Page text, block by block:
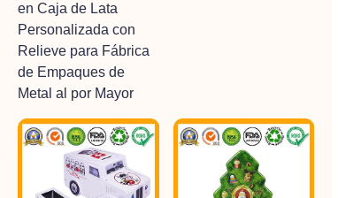
en Caja de Lata
Personalizada con
Relieve para Fábrica
de Empaques de
Metal al por Mayor